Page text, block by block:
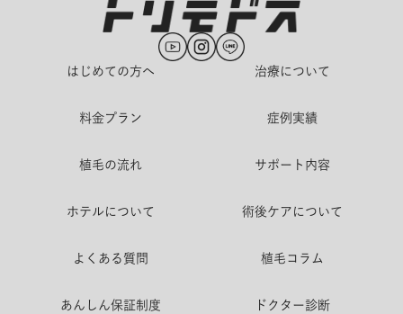
りました。 安さも選ぶ基準になると思いますが僕は質の方を選んで本当
に良かったと思います。ただ植毛をして終わるではなく、気持ちの面で
もとても良いサービスを受ける事が出来ました。 実際に安さで選び、希
望とは違う施術を受け後悔や不満をお持ちの方と出会いお話を聞く機会
ンターさんをおすすめしたいです。
はじめての方へ 治療について
料金プラン 症例実績
植毛の流れ サポート内容
ホテルについて 術後ケアについて
よくある質問 植毛コラム
あんしん保証制度 ドクター診断